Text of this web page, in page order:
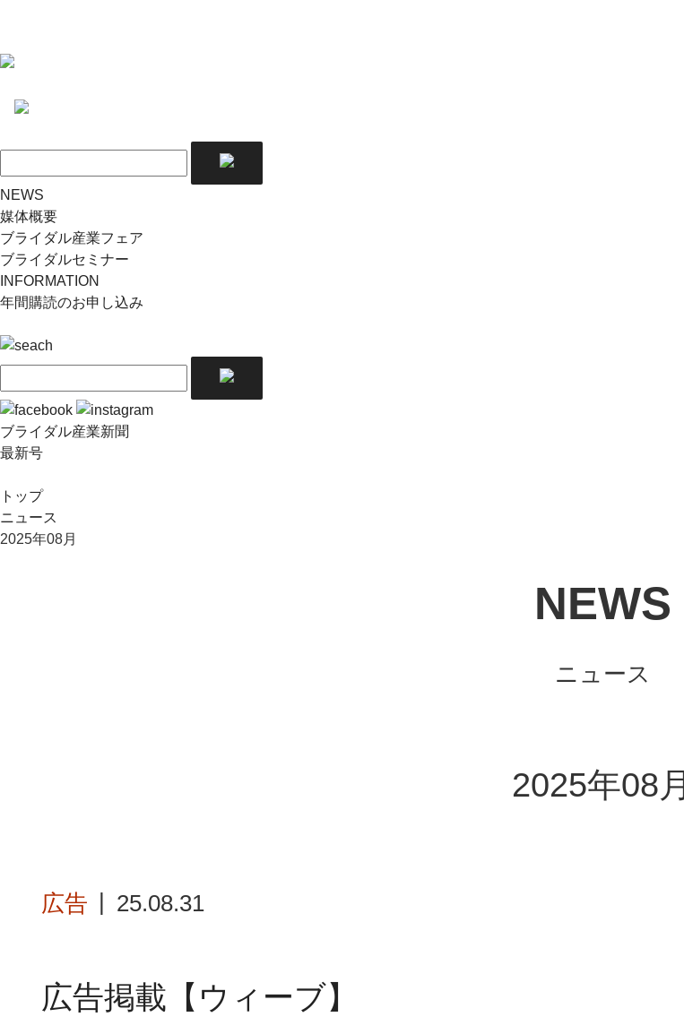
NEWS
媒体概要
ブライダル産業フェア
ブライダルセミナー
INFORMATION
年間購読のお申し込み
ブライダル産業新聞
最新号
トップ
ニュース
2025年08月
NEWS
ニュース
2025年08月
広告 25.08.31
広告掲載【ウィーブ】